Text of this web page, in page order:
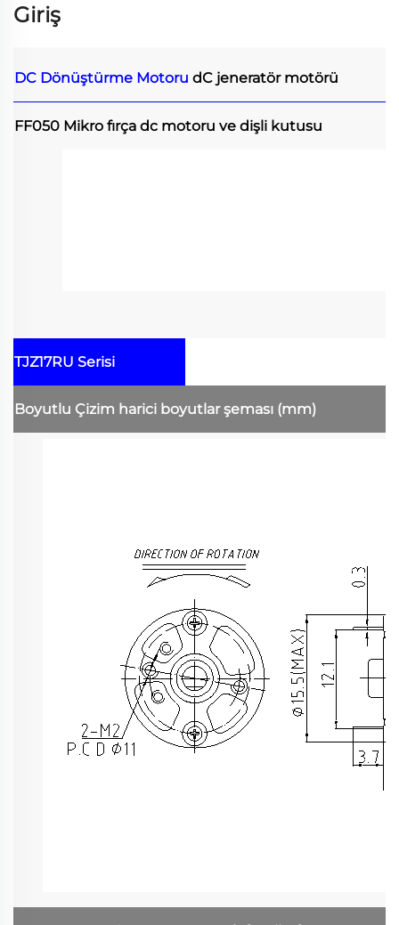
Giriş
DC Dönüştürme Motoru dC jeneratör motörü
FF050 Mikro fırça dc motoru ve dişli kutusu
TJZ17RU Serisi
Boyutlu Çizim harici boyutlar şeması (mm)